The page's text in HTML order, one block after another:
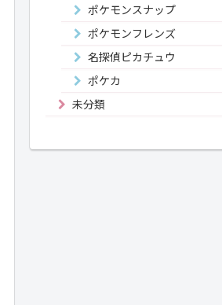
ポケモンスナップ
ポケモンフレンズ
名探偵ピカチュウ
ポケカ
未分類